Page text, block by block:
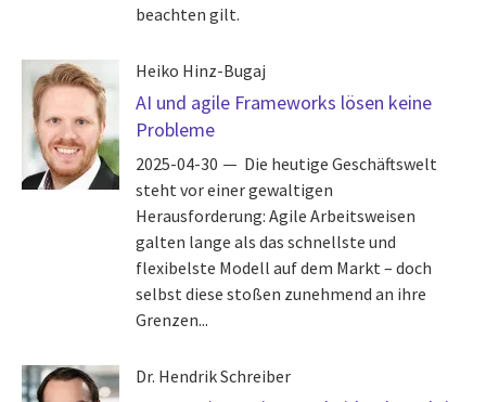
beachten gilt.
Heiko Hinz-Bugaj
AI und agile Frameworks lösen keine
Probleme
2025-04-30
Die heutige Geschäftswelt
steht vor einer gewaltigen
Herausforderung: Agile Arbeitsweisen
galten lange als das schnellste und
flexibelste Modell auf dem Markt – doch
selbst diese stoßen zunehmend an ihre
Grenzen...
Dr. Hendrik Schreiber